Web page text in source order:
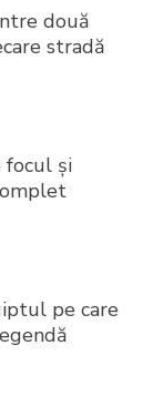
două
stradă
focul și
pe care